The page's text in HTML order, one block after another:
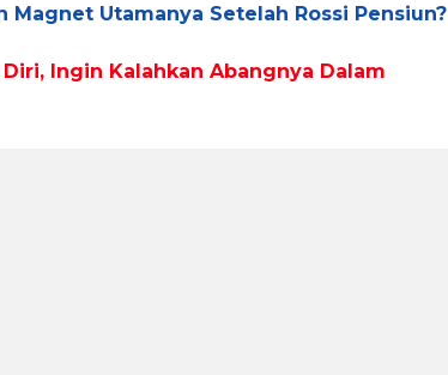
Magnet Utamanya Setelah Rossi Pensiun?
Ingin Kalahkan Abangnya Dalam